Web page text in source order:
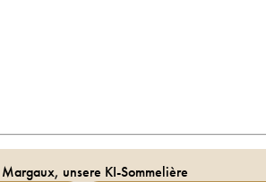
unsere KI-Sommelière